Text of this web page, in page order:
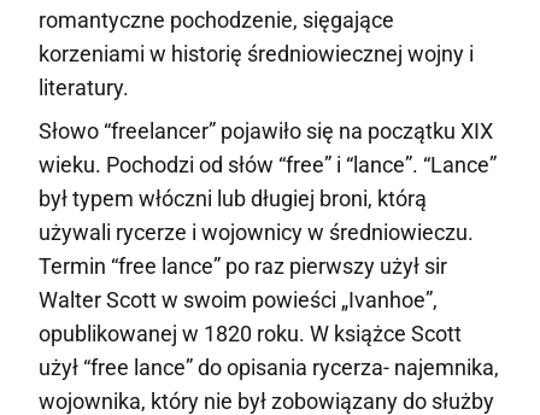
romantyczne pochodzenie, sięgające
korzeniami w historię średniowiecznej wojny i
literatury.
Słowo “freelancer” pojawiło się na początku XIX
wieku. Pochodzi od słów “free” i “lance”. “Lance”
był typem włóczni lub długiej broni, którą
używali rycerze i wojownicy w średniowieczu.
Termin “free lance” po raz pierwszy użył sir
Walter Scott w swoim powieści „Ivanhoe”,
opublikowanej w 1820 roku. W książce Scott
użył “free lance” do opisania rycerza- najemnika,
wojownika, który nie był zobowiązany do służby